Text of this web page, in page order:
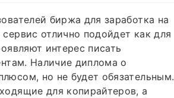
биржа для заработка на
отлично подойдет как для
интерес писать
Наличие диплома о
но не будет обязательным.
для копирайтеров, а